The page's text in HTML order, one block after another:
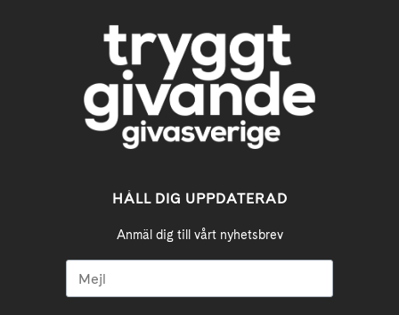
HÅLL DIG UPPDATERAD
Anmäl dig till vårt nyhetsbrev